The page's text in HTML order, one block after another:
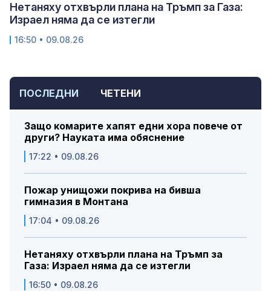
ПОСЛЕДНИ ЧЕТЕНИ
Защо комарите хапят едни хора повече от
други? Науката има обяснение
17:22 • 09.08.26
Пожар унищожи покрива на бивша
гимназия в Монтана
17:04 • 09.08.26
Нетаняху отхвърли плана на Тръмп за
Газа: Израел няма да се изтегли
16:50 • 09.08.26
Нетаняху отхвърли плана на Тръмп за Газа:
Израел няма да се изтегли
16:50 • 09.08.26